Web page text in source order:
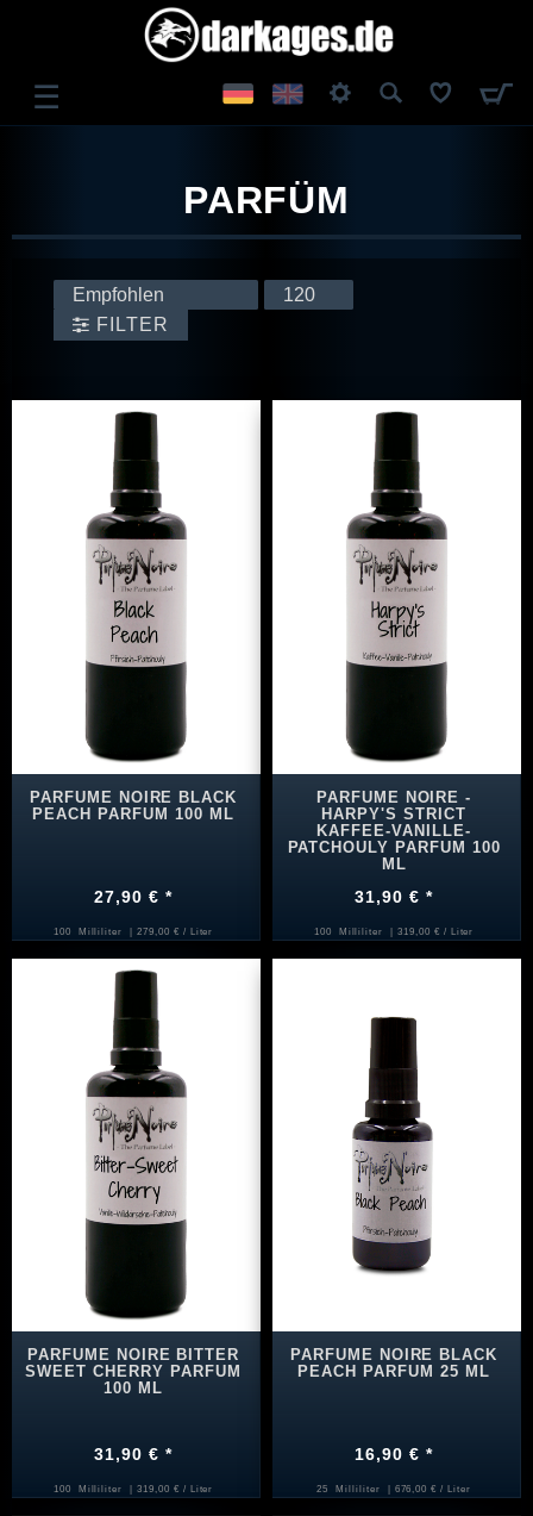
☰
REGISTRIEREN
PARFÜM
FILTER
PARFUME NOIRE BLACK
PEACH PARFUM 100 ML
27,90 € *
100 Milliliter | 279,00 € / Liter
PARFUME NOIRE -
HARPY'S STRICT
KAFFEE-VANILLE-
PATCHOULY PARFUM 100
ML
31,90 € *
100 Milliliter | 319,00 € / Liter
PARFUME NOIRE BITTER
SWEET CHERRY PARFUM
100 ML
31,90 € *
100 Milliliter | 319,00 € / Liter
PARFUME NOIRE BLACK
PEACH PARFUM 25 ML
16,90 € *
25 Milliliter | 676,00 € / Liter